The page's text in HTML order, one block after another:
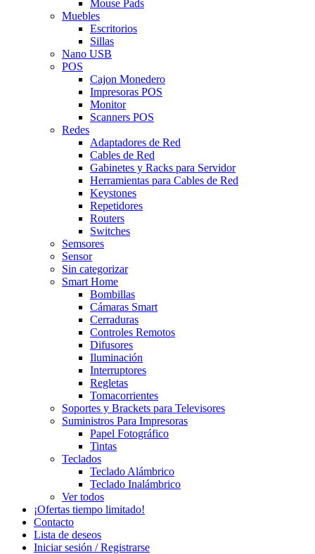
Mouse Pads
Muebles
Escritorios
Sillas
Nano USB
POS
Cajon Monedero
Impresoras POS
Monitor
Scanners POS
Redes
Adaptadores de Red
Cables de Red
Gabinetes y Racks para Servidor
Herramientas para Cables de Red
Keystones
Repetidores
Routers
Switches
Semsores
Sensor
Sin categorizar
Smart Home
Bombillas
Cámaras Smart
Cerraduras
Controles Remotos
Difusores
Iluminación
Interruptores
Regletas
Tomacorrientes
Soportes y Brackets para Televisores
Suministros Para Impresoras
Papel Fotográfico
Tintas
Teclados
Teclado Alámbrico
Teclado Inalámbrico
Ver todos
¡Ofertas tiempo limitado!
Contacto
Lista de deseos
Iniciar sesión / Registrarse